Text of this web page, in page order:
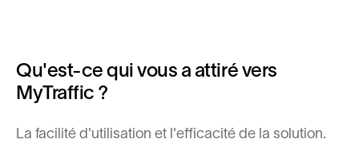
Qu'est-ce qui vous a attiré vers
MyTraffic ?
La facilité d'utilisation et l'efficacité de la solution.